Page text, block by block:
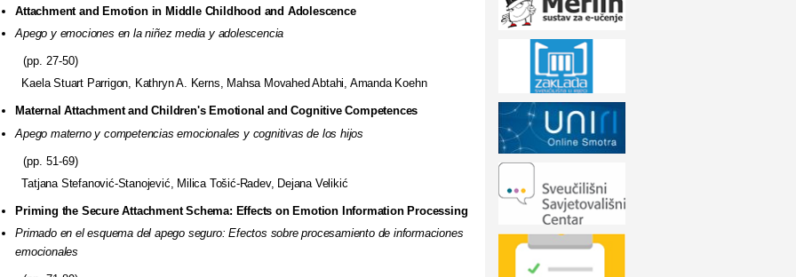
Attachment and Emotion in Middle Childhood and Adolescence
Apego y emociones en la niñez media y adolescencia
(pp. 27-50)
Kaela Stuart Parrigon, Kathryn A. Kerns, Mahsa Movahed Abtahi, Amanda Koehn
Maternal Attachment and Children's Emotional and CognitiveCompetences
Apego materno y competencias emocionales y cognitivas de los hijos
(pp. 51-69)
Tatjana Stefanović-Stanojević, Milica Tošić-Radev, Dejana Velikić
Priming the Secure Attachment Schema: Effects on Emotion Information Processing
Primado en el esquema del apego seguro: Efectos sobre procesamiento de informaciones
emocionales